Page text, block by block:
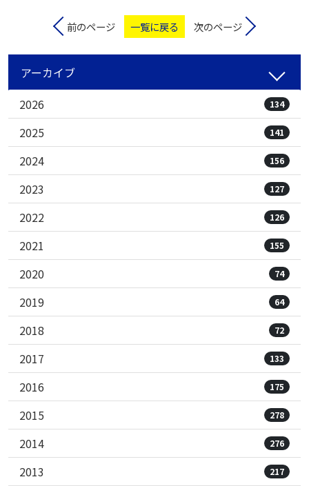
前のページ 一覧に戻る 次のページ
アーカイブ
2026
134
2025 141
2024 156
2023 127
2022 126
2021 155
2020 74
2019 64
2018 72
2017 133
2016 175
2015 278
2014 276
2013 217